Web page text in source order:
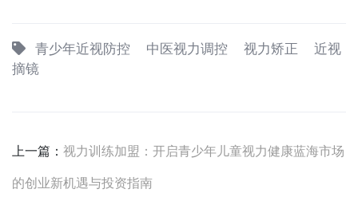
青少年近视防控 中医视力调控 视力矫正
近视
摘镜
上一篇： 视力训练加盟：开启青少年儿童视力健康蓝海市场
的创业新机遇与投资指南